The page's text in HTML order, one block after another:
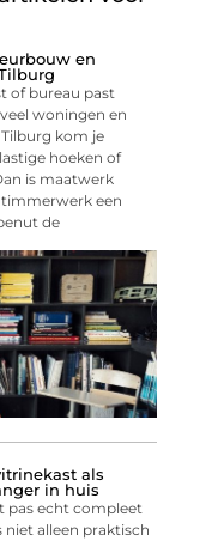
en
of bureau past
woningen en
kom je
hoeken of
is maatwerk
een
de
als
in huis
pas echt compleet
alleen praktisch